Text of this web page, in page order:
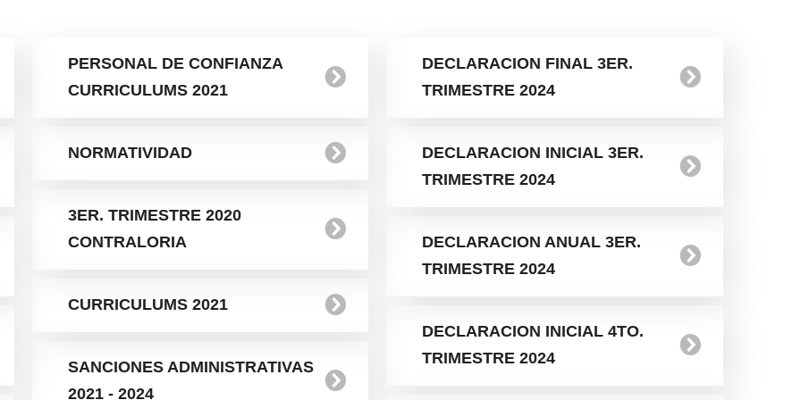
PERSONAL DE CONFIANZA
CURRICULUMS 2021
NORMATIVIDAD
3ER. TRIMESTRE 2020
CONTRALORIA
CURRICULUMS 2021
SANCIONES ADMINISTRATIVAS
2021 - 2024
DECLARACION FINAL 3ER.
TRIMESTRE 2024
DECLARACION INICIAL 3ER.
TRIMESTRE 2024
DECLARACION ANUAL 3ER.
TRIMESTRE 2024
DECLARACION INICIAL 4TO.
TRIMESTRE 2024